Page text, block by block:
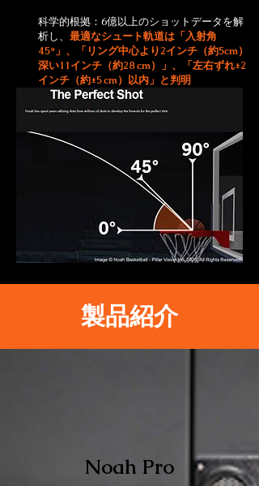
科学的根拠：6億以上のショットデータを解
析し、 最適なシュート軌道は「入射角
45°」、「リング中心より2インチ（約5cm）
深い11インチ（約28 cm）」、「左右ずれ±2
インチ（約±5 cm）以内」と判明
​製品紹介
Noah Pro